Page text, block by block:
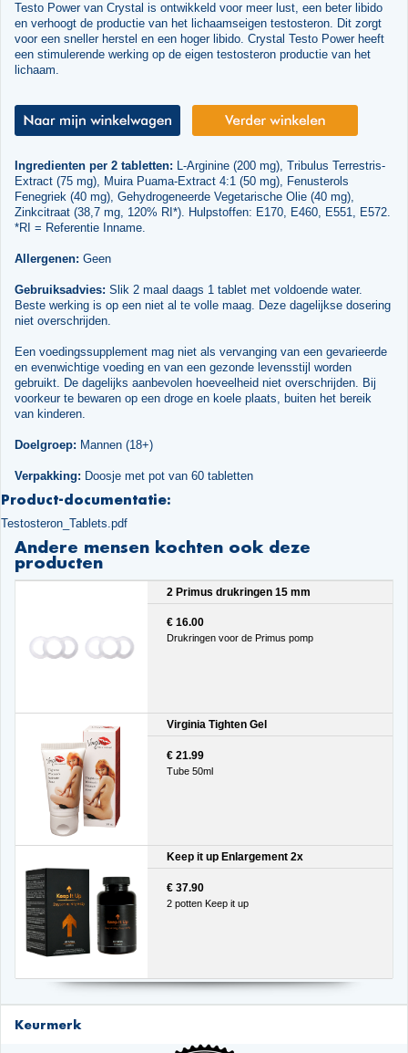
Testo Power van Crystal is ontwikkeld voor meer lust, een beter libido
en verhoogt de productie van het lichaamseigen testosteron. Dit zorgt
voor een sneller herstel en een hoger libido. Crystal Testo Power heeft
een stimulerende werking op de eigen testosteron productie van het
lichaam.
Ingredienten per 2 tabletten: L-Arginine (200 mg), Tribulus Terrestris-
Extract (75 mg), Muira Puama-Extract 4:1 (50 mg), Fenusterols
Fenegriek (40 mg), Gehydrogeneerde Vegetarische Olie (40 mg),
Zinkcitraat (38,7 mg, 120% RI*). Hulpstoffen: E170, E460, E551, E572.
*RI = Referentie Inname.
Allergenen: Geen
Gebruiksadvies: Slik 2 maal daags 1 tablet met voldoende water.
Beste werking is op een niet al te volle maag. Deze dagelijkse dosering
niet overschrijden.
Een voedingssupplement mag niet als vervanging van een gevarieerde
en evenwichtige voeding en van een gezonde levensstijl worden
gebruikt. De dagelijks aanbevolen hoeveelheid niet overschrijden. Bij
voorkeur te bewaren op een droge en koele plaats, buiten het bereik
van kinderen.
Doelgroep: Mannen (18+)
Verpakking: Doosje met pot van 60 tabletten
Product-documentatie:
Testosteron_Tablets.pdf
Andere mensen kochten ook deze
producten
2 Primus drukringen 15 mm
€ 16.00
Drukringen voor de Primus pomp
Virginia Tighten Gel
€ 21.99
Tube 50ml
Keep it up Enlargement 2x
€ 37.90
2 potten Keep it up
Keurmerk